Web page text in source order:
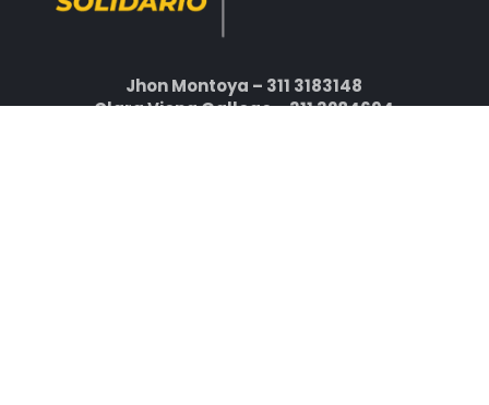
Jhon Montoya – 311 3183148
Clara Viena Gallego – 311 3284694